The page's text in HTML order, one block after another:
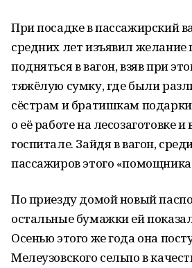
При посадке в пассажирский
средних лет изъявил
подняться в вагон, взяв при
тяжёлую сумку, где были
сёстрам и братишкам
о её работе на лесозаготовке и
госпитале. Зайдя в вагон,
пассажиров этого
По приезду домой новый
остальные бумажки ей
Осенью этого же года она
Мелеузовского сельпо в